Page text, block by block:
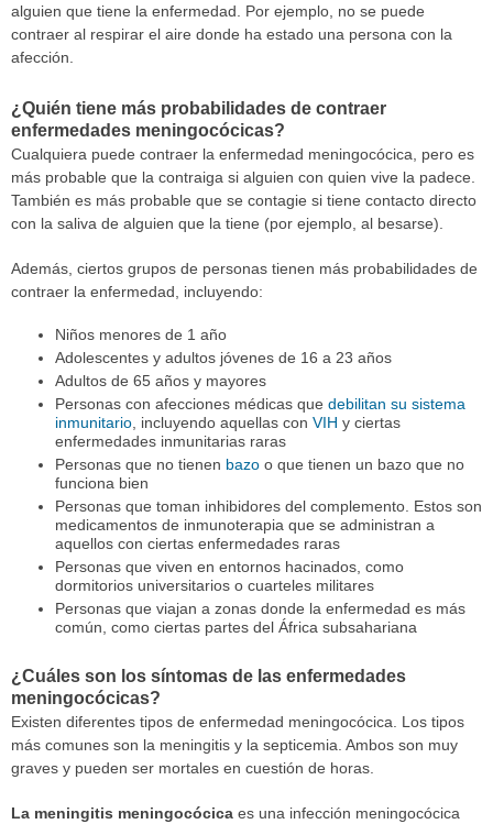
alguien que tiene la enfermedad. Por ejemplo, no se puede
contraer al respirar el aire donde ha estado una persona con la
afección.
¿Quién tiene más probabilidades de contraer
enfermedades meningocócicas?
Cualquiera puede contraer la enfermedad meningocócica, pero es
más probable que la contraiga si alguien con quien vive la padece.
También es más probable que se contagie si tiene contacto directo
con la saliva de alguien que la tiene (por ejemplo, al besarse).
Además, ciertos grupos de personas tienen más probabilidades de
contraer la enfermedad, incluyendo:
Niños menores de 1 año
Adolescentes y adultos jóvenes de 16 a 23 años
Adultos de 65 años y mayores
Personas con afecciones médicas que debilitan su sistema
inmunitario, incluyendo aquellas con VIH y ciertas
enfermedades inmunitarias raras
Personas que no tienen bazoo que tienen un bazo que no
funciona bien
Personas que toman inhibidores del complemento. Estos son
medicamentos de inmunoterapia que se administran a
aquellos con ciertas enfermedades raras
Personas que viven en entornos hacinados, como
dormitorios universitarios o cuarteles militares
Personas que viajan a zonas donde la enfermedad es más
común, como ciertas partes del África subsahariana
¿Cuáles son los síntomas de las enfermedades
meningocócicas?
Existen diferentes tipos de enfermedad meningocócica. Los tipos
más comunes son la meningitis y la septicemia. Ambos son muy
graves y pueden ser mortales en cuestión de horas.
La meningitis meningocócica es una infección meningocócica